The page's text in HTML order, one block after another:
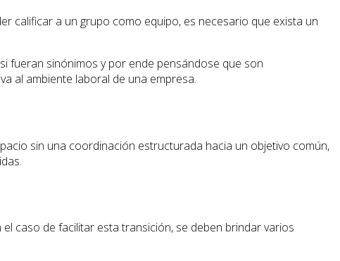
calificar a un grupo como equipo, es necesario que exista un
fueran sinónimos y por ende pensándose que son
al ambiente laboral de una empresa.
sin una coordinación estructurada hacia un objetivo común,
caso de facilitar esta transición, se deben brindar varios